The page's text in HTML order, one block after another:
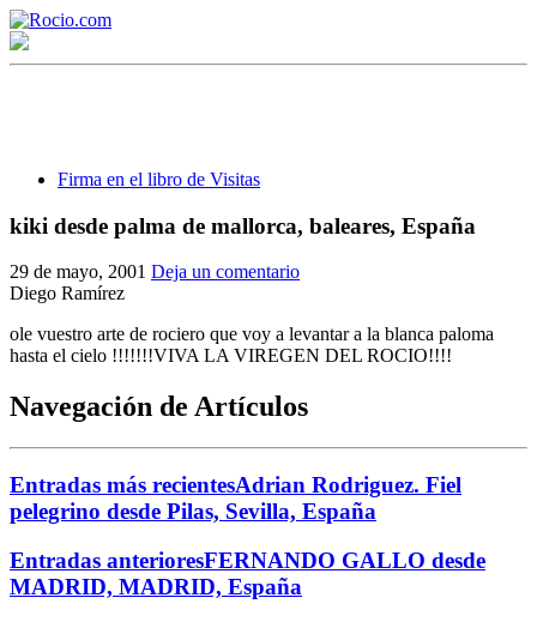
Firma en el libro de Visitas
kiki desde palma de mallorca, baleares, España
29 de mayo, 2001 Deja un comentario
Diego Ramírez
ole vuestro arte de rociero que voy a levantar a la blanca paloma
hasta el cielo !!!!!!!VIVA LA VIREGEN DEL ROCIO!!!!
Navegación de Artículos
Entradas más recientesAdrian Rodriguez. Fiel
pelegrino desde Pilas, Sevilla, España
Entradas anterioresFERNANDO GALLO desde
MADRID, MADRID, España
¡Bienvenido! Soy el asistente virtual de rocio.com.
¿Cuántas hermandades participan en la romería?
¿Cuándo se construyó la primera ermita?
El traslado cada siete años
¿Cuales son los actos principales que se celebran en el